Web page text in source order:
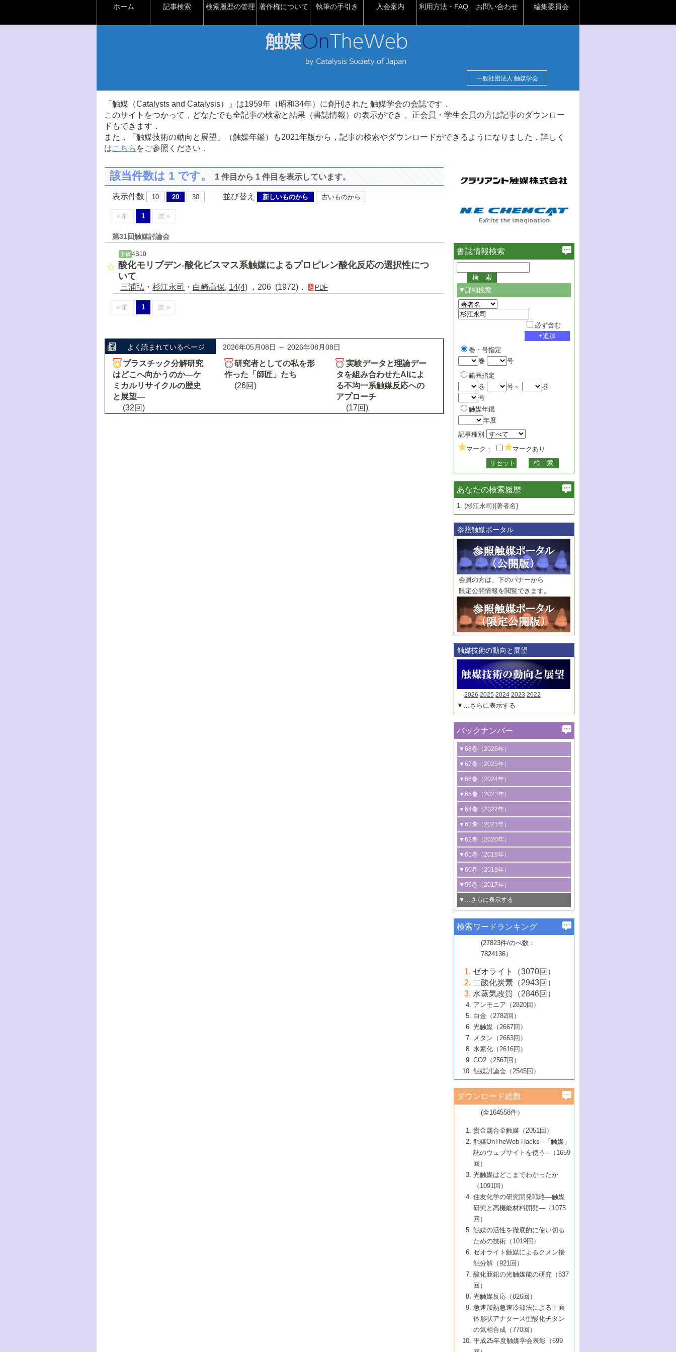
ホーム 記事検索 検索履歴の管理 著作権について 執筆の手引き 入会案内 利用方法・FAQ お問い合わせ 編集委員会
一般社団法人 触媒学会
「触媒（Catalysts and Catalysis）」は1959年（昭和34年）に創刊された 触媒学会の会誌です．
このサイトをつかって，どなたでも全記事の検索と結果（書誌情報）の表示ができ， 正会員・学生会員の方は記事のダウンロー
ドもできます．
また，「触媒技術の動向と展望」（触媒年鑑）も2021年版から，記事の検索やダウンロードができるようになりました．詳しく
はこちら をご参照ください．
該当件数は 1 です。1 件目から 1 件目を表示しています。
表示件数 10 20 30 並び替え 新しいものから 古いものから
« 前 1 次 »
第31回触媒討論会
予稿 4S10
酸化モリブデン-酸化ビスマス系触媒によるプロピレン酸化反応の選択性につ
いて
三浦弘 ・ 杉江永司 ・ 白崎高保, 14(4) ，206 (1972)． PDF
« 前 1 次 »
よく読まれているページ 2026年05月08日 ～ 2026年08月08日
プラスチック分解研究
はどこへ向かうのか―ケ
ミカルリサイクルの歴史
と展望―
(32回)
研究者としての私を形
作った「師匠」たち
(26回)
実験データと理論デー
タを組み合わせたAIによ
る不均一系触媒反応への
アプローチ
(17回)
書誌情報検索
▼詳細検索
必ず含む
巻・号指定
巻
号
範囲指定
巻
号～
巻
号
触媒年鑑
年度
記事種別
マーク：
マークあり
あなたの検索履歴
1. (杉江永司){著者名}
参照触媒ポータル
会員の方は、下のバナーから
限定公開情報を閲覧できます。
触媒技術の動向と展望
2026 2025 2024 2023 2022
▼…さらに表示する
バックナンバー
▼68巻（2026年）
1号 過酸化水素合成に関する研究動向
2号 コンピューター技術により加速する
触媒開発
3号 有機分子変換やCO 資源化のための
光触媒に関する最近の研究
B号 第137回触媒討論会（2026年）
▼67巻（2025年）
1号 CO
水素化によるグリーン燃料/グリ
ーンケミカル製造
2号 水素製造のための水分解技術に関す
る最近の研究
3号 オレフィン系樹脂の精密合成に関す
る最新技術
4号 アルコール類の効率的変換を実現す
る非貴金属触媒の研究動向
5号 ゼオライトの合成と応用における研
究動向
6号 ヘテロ接合界面
B号 第135回触媒討論会（2025年）
▼66巻（2024年）
1号 低次元ナノ構造を有する触媒材料
2号 規制反応場を活用した固体触媒研究
の新展開
3号 未踏分子変換を目指した酸化触媒プ
ロセスの最前線
4号 シンクロトロン放射光および中性子
線を利用した触媒解析技術の最先端
5号 単原子触媒
6号 参照触媒委員会からのお知らせ
B号 第133回触媒討論会（2023年）
▼65巻（2023年）
1号 炭素が関わる触媒機能
2号 プラスチックケミカルリサイクルの
ための触媒技術
3号 非酸化物系金属化合物を基盤とした
触媒材料の開発
4号 格子酸素・格子酸素欠陥を利用した
触媒反応
5号 生体触媒によるエネルギー変換反応
6号 窒素とリンの循環のための触媒・機
能性材料
▼64巻（2022年）
1号 合成ガス製造とCOを用いるケミカル
ズ合成の最新動向
2号 化学品合成のための合金触媒開発
3号 CO の排出削減および有効活用のた
めの触媒技術
4号 若手による情報発信企画～とびたて
若き触媒の研究者たち～（1）
若き触媒の研究者たち～（2）
6号 石油のノーブル・ユースを志向した
触媒技術
大学：オンライン・対面開催）
▼63巻（2021年）
1号 金触媒の新展開
2号 ペロブスカイト
3号 特殊反応場を利用した触媒的分子変
換反応
4号 多孔質材料を用いた触媒の新展開
5号 情報学的手法を用いた触媒開発
6号 カーボンニュートラルに向けた電解
技術
B号 第127回触媒討論会（2021年・オン
ライン開催(Zoom)のみ）
▼62巻（2020年）
1号 触媒設計を拓く欠陥構造のキャラク
タリゼーション
2号 機能化学品製造に資するクリーンな
触媒的酸化反応
3号 水処理のための触媒化学
4号 光触媒を用いた水分解の最新の研究
動向
5号 次世代の触媒プロセスを支えるマイ
6号 メタン転換技術の最新動向
B号 第125回触媒討論会（2020年・工学
院大学）
▼61巻（2019年）
1号 物質移動制御に着目した触媒プロセ
ス開発
2号 CO2 フリー水素サプライチェーンに
関わる触媒開発動向
3号 精密高分子合成に関する最近の研究
動向
4号 バイオマス化成品製造のための触媒
5号 固体触媒による含窒素有機化合物変
換の最前線
6号 貴金属使用量低減に向けた自動車排
ガス浄化触媒の開発
B号 第123回触媒討論会（2019年・大阪
▼60巻（2018年）
1号 固体酸触媒の最新の研究動向
2号 二酸化炭素からの有用化学品合成
3号 ナノ粒子・クラスター触媒の最前線
4号 60周年記念企画
5号 進化するゼオライト合成技術
6号 非貴金属系触媒における電気化学的
B号 第121回触媒討論会（2018年・東京
大学）
▼59巻（2017年）
1号 いたるところに，触媒
最先端技術
3号 無機分離膜材料の開発と触媒反応プ
ロセスへの適用
5号 水素のふるまいを解き明かす最先端
研究
6号 低級アルカンの有効利用のための触
媒技術
B号 第119回触媒討論会（2017年・首都
大学東京）
▼…さらに表示する
1号 ユニークな構造の高分子を生み出す触
2号 リグニンからの化成品製造に向けた触
媒技術
3号 触媒研究の最先端～とびたて若き研究
者たち～（1）
4号 触媒研究の最先端～とびたて若き研究
者たち～（2）
5号 触媒研究の最先端～とびたて若き研究
者たち～（3）
6号 イオニクス材料と燃料電池・電解合成
の最新の研究動向
B号 第117回触媒討論会（2016年・大阪府
立大学）
▼57巻（2015年）
1号 水素キャリアにかかわる触媒技術の新
2号 石油精製用触媒の最近の進展
3号 固体酸化物形燃料電池（SOFC）におけ
るアノード触媒上での燃料直接改質技術
4号 コアシェル構造の制御による触媒機能
5号 工業触媒およびその周辺技術の最近の
進歩
6号 ナノシート
B号 第115回触媒討論会（2015年・成蹊大
▼56巻（2014年）
2号 光触媒反応機構に関する最新の研究動
向
開発動向
4号 人工光合成に向けた近年のアプローチ
5号 未利用熱エネルギーの有効活用に貢献
する触媒技術
6号 ポリオキソメタレート
B号 第113回触媒討論会（2014年・ロワジ
ールホテル豊橋）
1号 高耐久性燃料電池システム用触媒にお
ける新展開
2号 リビングラジカル重合の最近の動向
3号 天然ガスの化学工業的展開に関する触
媒技術
4号 貴金属触媒の精密構造制御とその活用
5号 バイオマス化成品製造のための固体触
6号 ナノ空間─吸着状態解析から新機能開拓
B号 第111回触媒討論会（2013年・関西大
▼54巻（2012年）
1号 規則性多孔体の利用技術における最近
の進歩
2号 第109回触媒討論会
3号 貴金属低減技術の最新動向
4号 貴金属代替技術の最新動向
5号 光触媒による物質変換反応の新展開
6号 グラフェン
7号 水素を利用する化成品合成の新潮流
▼53巻（2011年）
1号 金属学から見る合金触媒の新展開
2号 第107回触媒討論会
3号 触媒のその場観察法の進歩（１）
4号 触媒のその場観察法の進歩（２）
5号 不活性結合の触媒的活性化による有機
合成
6号 新しい固体酸触媒技術
7号 ゼオライト合成における最近の進歩
▼52巻（2010年）
1号 触媒の劣化対策と長寿命触媒開発
2号 第105回触媒討論会
3号 ナノ構造が拓く新機能
4号 活性サイトおよびその環境の精密な設
計による触媒の高機能化
5号 触媒を有効に使うための技術
7号 有機分子触媒による精密有機合成
8号 高機能化ポリオレフィンに向けた重合
触媒の最近の進展
1号 炭素材料－熱い注目を集める材料－
2号 第103回触媒討論会
3号 環境浄化用光触媒の現状と課題
4号 水素社会の実現に向けた水素製造・貯
蔵技術の進歩
5号 CO2が関わる触媒・材料
7号 持続可能社会実現のための触媒および
触媒関連技術
▼50巻（2008年）
1号 触媒化学と学会のこの10年，半世紀，
そして未来
2号 第101回触媒討論会
4号 錯体を利用したユニークな表面構造の
構築と機能
5号 若手会員による触媒研究の未来展望1：
企業編
6号 第102回触媒討論会
7号 触媒・化学反応における計算化学の進
8号 若手研究者による触媒研究の未来展望
2：大学・研究所編
▼49巻（2007年）
1号 含フッ素化合物の合成と触媒
2号 第99回触媒討論会
3号 実用的ファインケミカル合成プロセス
を実現する触媒
5号 こんな物質，あんな物質―新たな触媒
の可能性―
7号 『結晶の化学』を活かした触媒研究
8号 イオン液体の応用
▼48巻（2006年）
1号 固体酸触媒の最近の進歩
2号 第97回触媒討論会
3号 リビング重合触媒の最近の展開
5号 水素製造・貯蔵のための触媒技術の新
しい展開
6号 第98回触媒討論会
7号 基礎化学品製造の触媒技術
8号 多機能型リアクター
1号 最近の触媒担体とその効果
2号 第95回触媒討論会
4号 水分解用光触媒材料
5号 時間分解分光の進歩と応用
6号 第96回触媒討論会
8号 超臨界流体を用いた化学プロセスの新
▼46巻（2004年）
1号 部分酸化反応触媒の最前線
2号 第93回触媒討論会
3号 特殊エネルギー場の触媒反応
4号 生体内における金属の触媒作用
5号 ファインケミカルズの展開に寄与する
6号 第94回触媒討論会
7号 サブナノレベルでみた新しい表面現象
8号 オレフィン重合触媒の新たな展
▼45巻（2003年）
1号 なぜこの触媒が良いのか？
2号 第91回触媒討論会
3号 最近の自動車排ガス処理技術
4号 触媒研究の現状と将来─第90回触媒討論
5号 基礎化学品製造の触媒技術
6号 第92回触媒討論会
7号 基礎化学品製造の触媒技術
8号 資源の循環と触媒技術
▼44巻（2002年）
1号 高次制御された触媒の化学
2号 第89回触媒討論会
3号 触媒を利用した電気化学の新展開
4号 ナノ材料の調製と機能化
5号 こんな触媒が欲しい
6号 第90回触媒討論会
7号 触媒研究と学術雑誌/情報
8号 若い世代からみた触媒化学の現状と未
▼43巻（2001年）
1号 グリーンケミストリーと触媒
2号 第87回触媒討論会特集号
3号 生体触媒とバイオプロセス
4号 水素製造・利用の触媒化学
5号 触媒研究における新しい切り口：コン
ビナトリアルケミストリー
6号 第88回触媒討論会特集号
7号 企業における触媒研究のブレークスル
8号 この材料を触媒として使ってみません
▼42巻（2000年）
1号 触媒反応工学の明日を拓く
2号 第85回触媒討論会
3号 反応ダイナミクス
5号 触媒のおもしろさをどのように伝える
6号 第86回触媒討論会
7号 水素化精製触媒の新しい展開
8号 新しい反応性と機能性を目指した金属
クラスタ-化学
▼41巻（1999年）
1号 孔、穴、あな?-特異な空間とその利用-
2号 第83回触媒討論会
3号 均一系触媒反応最前線
4号 実用炭素材料の新展開
5号 研究の方法論を考える
7号 機能性金属材料と触媒
8号 触媒研究へのNMRの応用と展望
▼40巻（1998年）
進展と21世紀への提言/創立40周年記念・触
媒学会この10年の歩みとこれから/創立40周
2号 第81回触媒討論会
3号 計算機触媒化学へのさそい
4号 触媒劣化の制御と予測
5号 最新の実用プロセスと触媒
6号 第82回触媒討論会
7号 ナノ構造体の化学
8号 あの反応は今
1号 均一系と不均一系触媒反応-その特徴と
接点
2号 第79回触媒討論会
3号 最新NO除去触媒の実用化研究
4号 新しい反応場を目指した触媒調製
5号 反応・分離技術の新しい展開
6号 第80回触媒討論会
8号 AFMでみる世界
▼38巻（1996年）
1号 触媒の構造と触媒作用/C1化学を中心と
する21世紀への触媒
3号 オリンピックメダル:金・銀・銅はどん
な触媒作用を示すか
4号 触媒作用における機能の複合化
5号 未来を拓け！若手研究者
6号 第78回触媒討論会
7号 ダイナミックな領域への触媒研究の展
開/C1化学を中心とする21世紀への触媒
▼37巻（1995年）
1号 ファインケミカルズと固体触媒
2号 第75回触媒討論会
3号 希土類を利用した触媒
4号 触媒とリサイクル
5号 エネルギー変換触媒
6号 第76回触媒討論会
7号 表面吸着相の新しい展開
8号 マイクロポーラス・クリスタル触媒の
▼36巻（1994年）
1号 電気化学と触媒
2号 第73回触媒討論会
3号 C4化学の展開
4号 《通常号》
5号 《通常号》
6号 第74回触媒討論会
▼35巻（1993年）
1号 工業触媒開発マニュアル―探索から工
業化まで
2号 第71回触媒討論会
3号 研究開発のうらおもて―着想と展開
4号 触媒劣化と寿命の予測
5号 環境に優しい触媒
▼34巻（1992年）
1号 インパクトを与えたこの研究
2号 第69回触媒討論会
3号 ケミカルズ合成触媒―新しい展開と応
▼33巻（1991年）
1号 触媒プロセス開発マニュアル―探索か
ら工業化まで，知っておきたいこと PartII
2号 第67回触媒討論会
▼32巻（1990年）
1号 21世紀に向けて触媒研究の飛躍をめざ
す―触媒化学の裾野を広げよう
2号 第65回触媒討論会
▼31巻（1989年）
1号 情報科学と反応設計・材料設計
▼30巻（1988年）
検索ワードランキング
(27823件/のべ数：
7824136）
ゼオライト（3070回）
二酸化炭素（2943回）
水蒸気改質（2846回）
アンモニア（2820回）
白金（2782回）
光触媒（2667回）
メタン（2663回）
水素化（2616回）
CO2（2567回）
触媒討論会（2545回）
ダウンロード総数
(全164558件）
貴金属合金触媒（2051回）
触媒OnTheWeb Hacks─「触媒」
誌のウェブサイトを使う─（1659
回）
光触媒はどこまでわかったか
（1091回）
住友化学の研究開発戦略―触媒
研究と高機能材料開発―（1075
回）
触媒の活性を徹底的に使い切る
ための技術（1019回）
ゼオライト触媒によるクメン接
触分解（921回）
酸化亜鉛の光触媒能の研究（837
回）
光触媒反応（826回）
急速加熱急速冷却法による十面
体形状アナタース型酸化チタン
の気相合成（770回）
平成25年度触媒学会表彰（699